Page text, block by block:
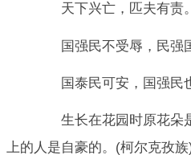
天下兴亡，匹夫有责。
国强民不受辱，民强
国泰民可安，国强民也
生长在花园时原花朵
上的人是自豪的。(柯尔克孜族